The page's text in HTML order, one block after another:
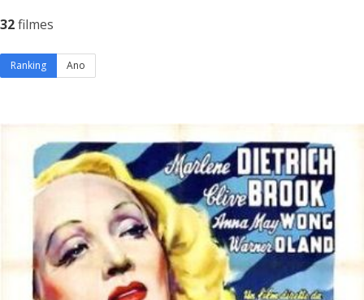
32filmes
Ranking Ano